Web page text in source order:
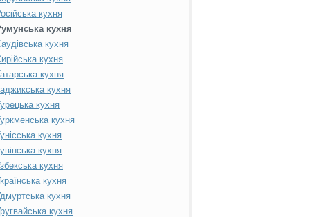
кухня
кухня
кухня
кухня
кухня
кухня
кухня
кухня
кухня
кухня
кухня
кухня
кухня
кухня